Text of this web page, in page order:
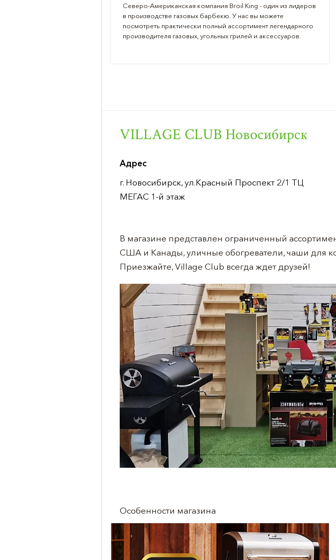
Северо-Американская компания Broil King - один из лидеров
в производстве газовых барбекю. У нас вы можете
посмотреть практически полный ассортимент легендарного
производителя газовых, угольных грилей и аксессуаров.
VILLAGE CLUB Новосибирск
Адрес
г. Новосибирск, ул.Красный Проспект 2/1 ТЦ
МЕГАС 1-й этаж
В магазине представлен ограниченный
США и Канады, уличные обогреватели, чаши для
Приезжайте, Village Club всегда ждет друзей!
Особенности магазина